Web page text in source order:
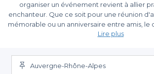
organiser un événement revient à allier
enchanteur. Que ce soit pour une réunion
mémorable ou un anniversaire entre amis, le
primordial. Grâce à Privateaser, nous vous
louer. Notre plateforme vous permet de
dont vous avez besoin et de planifier votre
Un vaste choix adapté à tous
Avec Privateaser, la simplicité de réservation
Lire plus
Auvergne-Rhône-Alpes